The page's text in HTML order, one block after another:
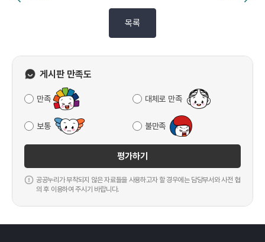
목록
게시판 만족도
만족 대체로 만족
보통 불만족
평가하기
공공누리가 부착되지 않은 자료들을 사용하고자 할 경우에는 담당부서와 사전 협
의 후 이용하여 주시기 바랍니다.